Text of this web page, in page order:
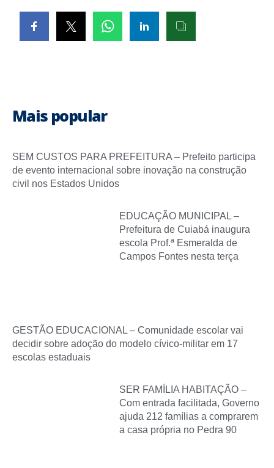
Mais popular
SEM CUSTOS PARA PREFEITURA – Prefeito participa
de evento internacional sobre inovação na construção
civil nos Estados Unidos
EDUCAÇÃO MUNICIPAL –
Prefeitura de Cuiabá inaugura
escola Prof.ª Esmeralda de
Campos Fontes nesta terça
GESTÃO EDUCACIONAL – Comunidade escolar vai
decidir sobre adoção do modelo cívico-militar em 17
escolas estaduais
SER FAMÍLIA HABITAÇÃO –
Com entrada facilitada, Governo
ajuda 212 famílias a comprarem
a casa própria no Pedra 90